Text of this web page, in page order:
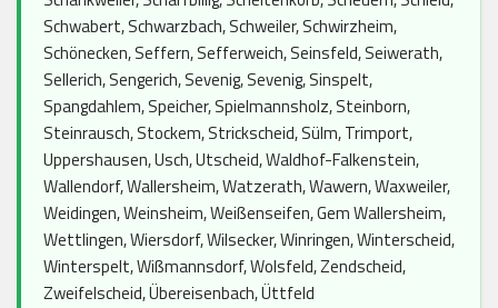
Schwabert, Schwarzbach, Schweiler, Schwirzheim,
Schönecken, Seffern, Sefferweich, Seinsfeld, Seiwerath,
Sellerich, Sengerich, Sevenig, Sevenig, Sinspelt,
Spangdahlem, Speicher, Spielmannsholz, Steinborn,
Steinrausch, Stockem, Strickscheid, Sülm, Trimport,
Uppershausen, Usch, Utscheid, Waldhof-Falkenstein,
Wallendorf, Wallersheim, Watzerath, Wawern, Waxweiler,
Weidingen, Weinsheim, Weißenseifen, Gem Wallersheim,
Wettlingen, Wiersdorf, Wilsecker, Winringen, Winterscheid,
Winterspelt, Wißmannsdorf, Wolsfeld, Zendscheid,
Zweifelscheid, Übereisenbach, Üttfeld